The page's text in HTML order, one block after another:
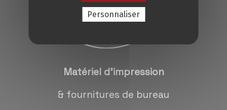
Contact/magasins
Matériel d'impression
& fournitures de bureau
Personnaliser